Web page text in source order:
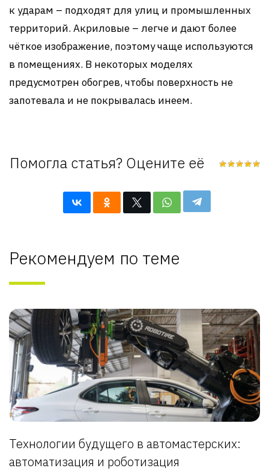
к ударам – подходят для улиц и промышленных
территорий. Акриловые – легче и дают более
чёткое изображение, поэтому чаще используются
в помещениях. В некоторых моделях
предусмотрен обогрев, чтобы поверхность не
запотевала и не покрывалась инеем.
Помогла статья? Оцените её
Рекомендуем по теме
Технологии будущего в автомастерских:
автоматизация и роботизация